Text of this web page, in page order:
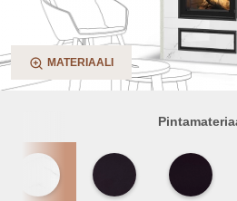
MATERIAALI